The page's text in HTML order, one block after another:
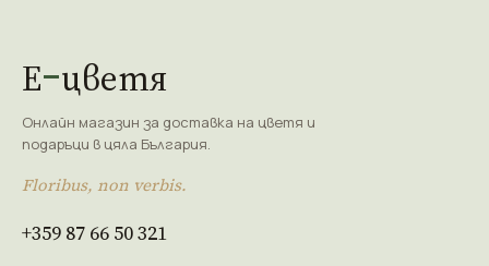
Е цветя
Онлайн магазин за доставка на цветя и
подаръци в цяла България.
Floribus, non verbis.
+359 87 66 50 321